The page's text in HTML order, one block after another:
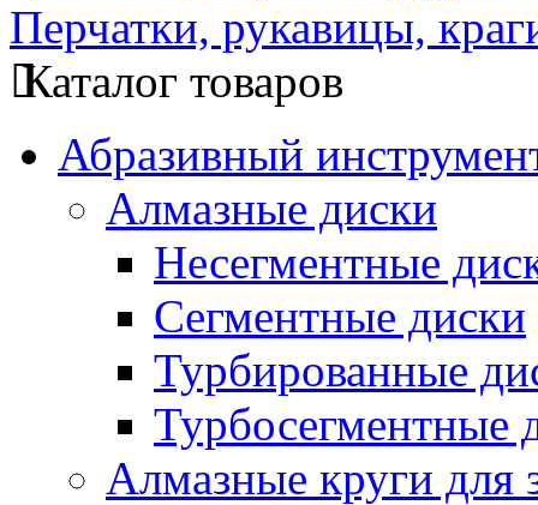
Перчатки, рукавицы,
Каталог товаров
Абразивный
Алмазные диски
Несегментные
Сегментные диски
Турбированные
Турбосегментные
Алмазные круги для